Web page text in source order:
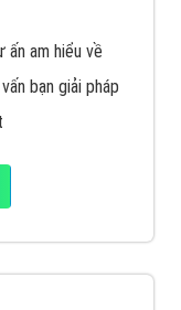
am hiểu về
bạn giải pháp